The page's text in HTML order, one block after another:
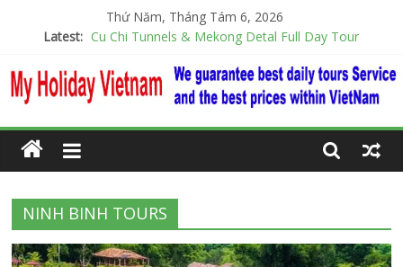
Thứ Năm, Tháng Tám 6, 2026
Latest: Cu Chi Tunnels & Mekong Detal Full Day Tour
Hanoi City Tour
Visiting Snorkeling 3 Popular Island Phu Quoc
NINH BINH TOURS